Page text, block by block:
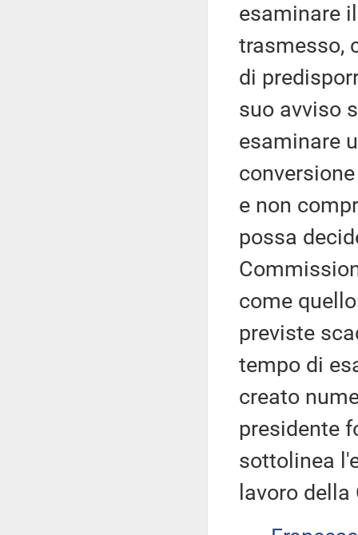
esaminare
trasmesso,
di
suo avviso
esaminare
e non
possa
come
previste
tempo di
creato
presidente
sottolinea
lavoro